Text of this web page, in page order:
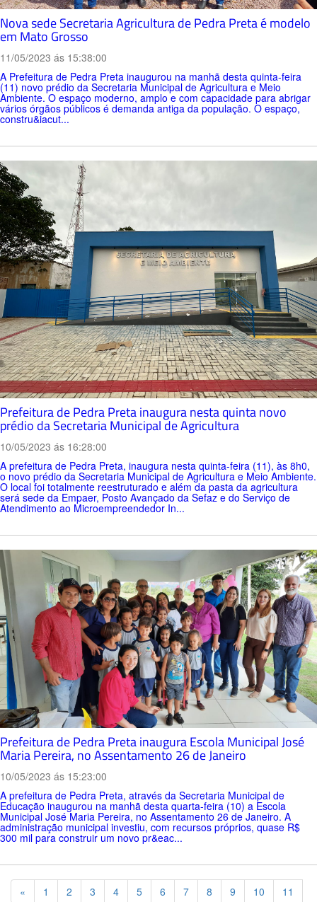
Nova sede Secretaria Agricultura de Pedra Preta é modelo
em Mato Grosso
11/05/2023 ás 15:38:00
A Prefeitura de Pedra Preta inaugurou na manhã desta quinta-feira
(11) novo prédio da Secretaria Municipal de Agricultura e Meio
Ambiente. O espaço moderno, amplo e com capacidade para abrigar
vários órgãos públicos é demanda antiga da população. O espaço,
constru&iacut...
Prefeitura de Pedra Preta inaugura nesta quinta novo
prédio da Secretaria Municipal de Agricultura
10/05/2023 ás 16:28:00
A prefeitura de Pedra Preta, inaugura nesta quinta-feira (11), às 8h0,
o novo prédio da Secretaria Municipal de Agricultura e Meio Ambiente.
O local foi totalmente reestruturado e além da pasta da agricultura
será sede da Empaer, Posto Avançado da Sefaz e do Serviço de
Atendimento ao Microempreendedor In...
Prefeitura de Pedra Preta inaugura Escola Municipal José
Maria Pereira, no Assentamento 26 de Janeiro
10/05/2023 ás 15:23:00
A prefeitura de Pedra Preta, através da Secretaria Municipal de
Educação inaugurou na manhã desta quarta-feira (10) a Escola
Municipal José Maria Pereira, no Assentamento 26 de Janeiro. A
administração municipal investiu, com recursos próprios, quase R$
300 mil para construir um novo pr&eac...
« Previous
1 2 3 4 5 6 7 8 9 10 11